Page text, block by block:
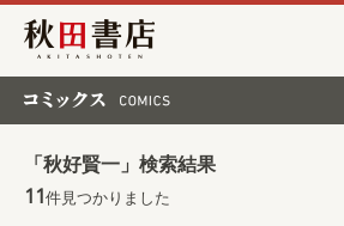
秋田書店
「秋好賢一」検索結果
11件見つかりました